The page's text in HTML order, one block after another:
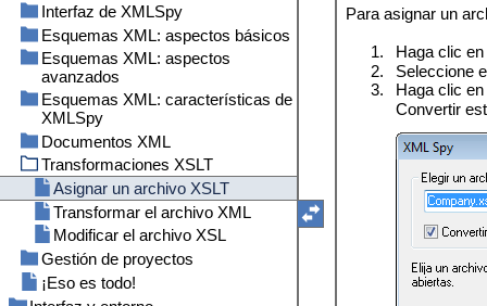
Versión 2025
Versión 2024
Versión 2023
Versión 2022
Versión 2021
Versión 2020
Rutas de acceso de archivos
Windows
RaptorXML Server
Interfaz de XMLSpy
Vistas
Ventanas
Menús y barras de herramientas
Configuración de la vista Texto
Opciones de la aplicación
Esquemas XML: aspectos básicos
Crear un archivo de esquema
XML nuevo
Definir espacios de nombres
Definir un modelo de contenido
Agregar elementos mediante
operaciones de arrastrar y
colocar
Configurar la vista del modelo de
contenido
Esquemas XML: aspectos
avanzados
Tipos complejos y tipos simples
Referencias a elementos globales
Atributos y enumeraciones de
atributos
Esquemas XML: características de
XMLSpy
Navegar por el esquema
Documentación del esquema
Documentos XML
Crear un archivo XML nuevo
Especificar el tipo de un elemento
Introducir datos en la vista
Cuadrícula
Introducir datos en la vista Texto
Validar el documento
Agregar elementos y atributos
Transformaciones XSLT
Asignar un archivo XSLT
Transformar el archivo XML
Modificar el archivo XSL
Gestión de proyectos
Ventajas de trabajar con
proyectos
¡Eso es todo!
Para asignar un
1. Haga clic
2.
Seleccione
3.
Haga clic
Convertir